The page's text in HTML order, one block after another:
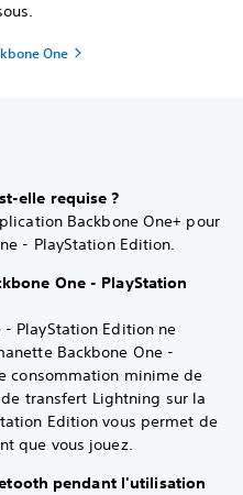
One
elle requise ?
Backbone One+ pour
- PlayStation Edition.
One - PlayStation
PlayStation Edition ne
Backbone One -
consommation minime de
transfert Lightning sur la
Edition vous permet de
que vous jouez.
pendant l'utilisation